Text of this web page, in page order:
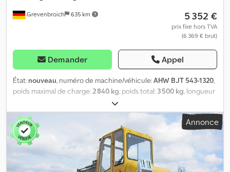
Grevenbroich 635 km 5 352 €
prix fixe hors TVA
(6 369 € brut)
Demander Appel
État: nouveau, numéro de machine/véhicule:AHW BJT 543-1320,
poids maximal de charge:2 840 kg, poids total: 3 500 kg, longueur
3 200 mm
chargement:1 700 mm, ANHÄNGERWIRTZ, votre point de vente
pour trouver la remorque idéale, vous propose des marques de
renom ! Plus de 850 nouvelles remorques en stock Plus de 130
remorques d'occasion disponibles en permanence Exemple sans
engagement : 543-3217-35-2-12, remorque pour machines Cargo
Digger Plant 2, dimensions 320x170x15 cm, poids total autorisé en
Annonce